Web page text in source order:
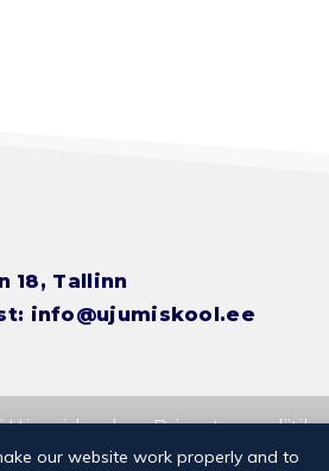
18, Tallinn
info@ujumiskool.ee
Ujumiskool Privaatsuspoliitika
our website work properly and to